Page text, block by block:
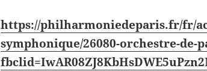
https://philharmoniedeparis.fr/fr/
symphonique/26080-orchestre-de-